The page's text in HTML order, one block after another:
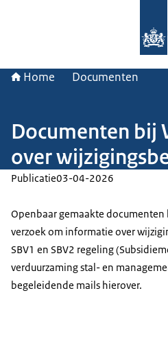
Home Documenten
Documenten bij
over
Publicatie03-04-2026
Openbaar gemaakte documenten
verzoek om informatie over
SBV1 en SBV2 regeling
verduurzaming stal- en
begeleidende mails hierover.